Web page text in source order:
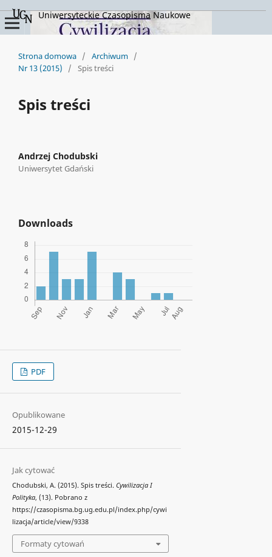
Uniwersyteckie Czasopisma Naukowe
Strona domowa / Archiwum /
Nr 13 (2015)
/ Spis treści
Spis treści
Andrzej Chodubski
Uniwersytet Gdański
Downloads
PDF
Opublikowane
2015-12-29
Jak cytować
Chodubski, A. (2015). Spis treści. Cywilizacja I
Polityka, (13). Pobrano z
https://czasopisma.bg.ug.edu.pl/index.php/cywi
lizacja/article/view/9338
Formaty cytowań